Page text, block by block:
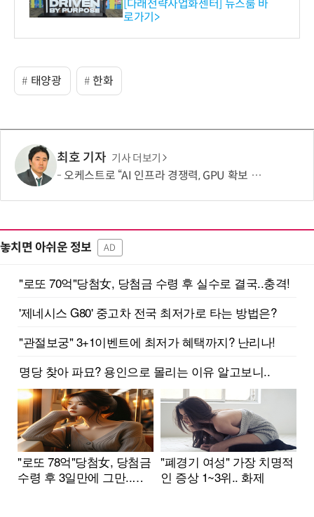
-바이오 해외 진출 교두보 확
보
[다래전략사업화센터] 뉴스룸 바
로가기>
태양광 한화
최호 기자 기사 더보기
오케스트로 “AI 인프라 경쟁력, GPU 확보 넘어 '운영 효율'이 좌우”
놓치면 아쉬운 정보 AD